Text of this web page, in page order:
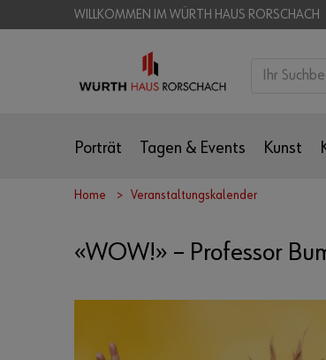
WILLKOMMEN IM WÜRTH HAUS RORSCHACH
Porträt Tagen & Events Kunst
Home Veranstaltungskalender
«WOW!» – Professor